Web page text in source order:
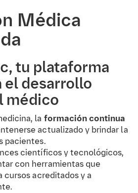
Médica
tu plataforma
el desarrollo
médico
la formación continua
actualizado y brindar la
pacientes.
científicos y tecnológicos,
con herramientas que
acreditados y a